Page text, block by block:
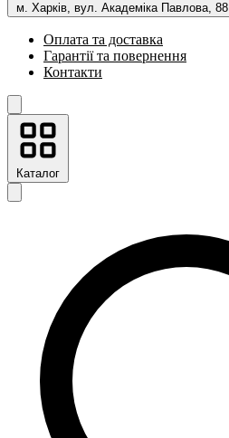
м. Харків, вул. Академіка Павлова, 88
Оплата та доставка
Гарантії та повернення
Контакти
Каталог